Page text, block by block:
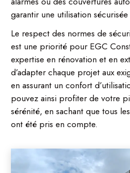
garantir une utilisation
Le respect des normes de
est une priorité pour EGC
expertise en rénovation et en
d’adapter chaque projet aux
en assurant un confort
pouvez ainsi profiter de votre
sérénité, en sachant que tous
ont été pris en compte.